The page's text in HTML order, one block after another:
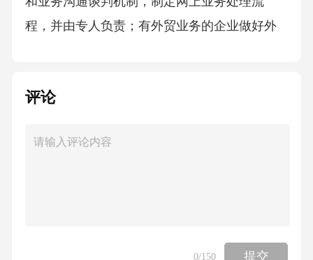
程，并由专人负责；有外贸业务的企业做好外
方便统计访问者的各种数据，可以验证某种推
推广方法。企业也可以按传统方法来验证，如
统要在技术部门的支持下建立基于互联网的CR
评论
0/150 提交